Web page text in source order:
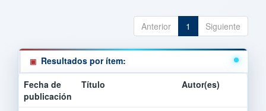
Anterior 1 Siguiente
Resultados por ítem:
Fecha de
publicación
Título Autor(es)